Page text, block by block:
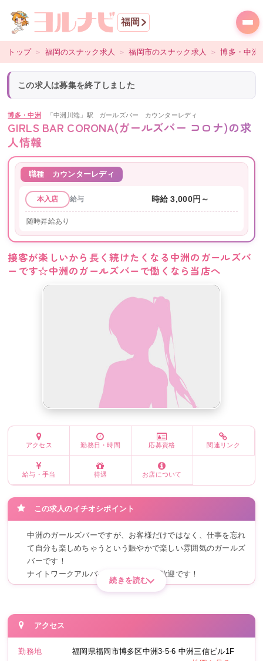
福岡
トップ ＞ 福岡のスナック求人 ＞ 福岡市のスナック求人 ＞ 博多・中洲
この求人は募集を終了しました
博多・中洲 「中洲川端」駅 ガールズバー カウンターレディ
GIRLS BAR CORONA(ガールズバー コロナ)の求
人情報
職種 カウンターレディ
本入店 給与 時給 3,000円～
随時昇給あり
接客が楽しいから長く続けたくなる中洲のガールズバ
ーです☆中洲のガールズバーで働くなら当店へ
アクセス 勤務日・時間 応募資格 関連リンク
給与・手当 待遇 お店について
この求人のイチオシポイント
中洲のガールズバーですが、お客様だけではなく、仕事を忘れ
て自分も楽しめちゃうという賑やかで楽しい雰囲気のガールズ
バーです！
ナイトワークアルバイト未経験でも大歓迎です！
メインのお仕事はドリンク（お酒など）を作る事や、お客様と
お酒（ドリンク）作りはとても簡単な水割り等なので苦労する
ことは本当にありません♪
楽しいおしゃべりができるかどうか不安だという方の場合は、
まずは優しい先輩キャストさんの横に付いてもらって、少しず
続きを読む
アクセス
勤務地 福岡県福岡市博多区中洲3-5-6 中洲三信ビル1F